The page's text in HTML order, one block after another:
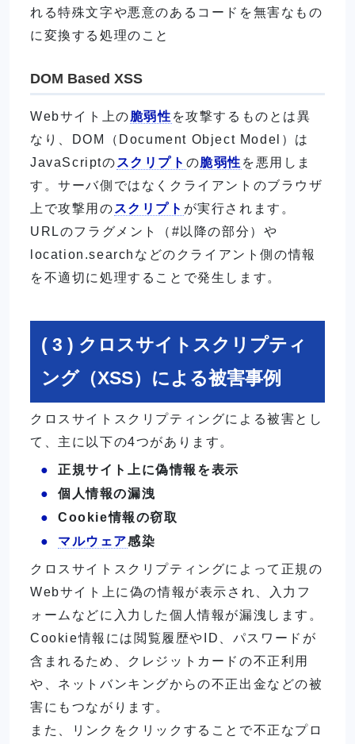
れる特殊文字や悪意のあるコードを無害なもの
に変換する処理のこと
DOM Based XSS
Webサイト上の脆弱性 を攻撃するものとは異
なり、DOM（Document Object Model）は
JavaScriptの スクリプト の脆弱性 を悪用しま
す。サーバ側ではなくクライアントのブラウザ
上で攻撃用の スクリプト が実行されます。
URLのフラグメント（#以降の部分）や
location.searchなどのクライアント側の情報
を不適切に処理することで発生します。
( 3 ) クロスサイトスクリプティ
ング（XSS）による被害事例
クロスサイトスクリプティングによる被害とし
て、主に以下の4つがあります。
正規サイト上に偽情報を表示
個人情報の漏洩
Cookie情報の窃取
マルウェア感染
クロスサイトスクリプティングによって正規の
Webサイト上に偽の情報が表示され、入力フ
ォームなどに入力した個人情報が漏洩します。
Cookie情報には閲覧履歴やID、パスワードが
含まれるため、クレジットカードの不正利用
や、ネットバンキングからの不正出金などの被
害にもつながります。
また、リンクをクリックすることで不正なプロ